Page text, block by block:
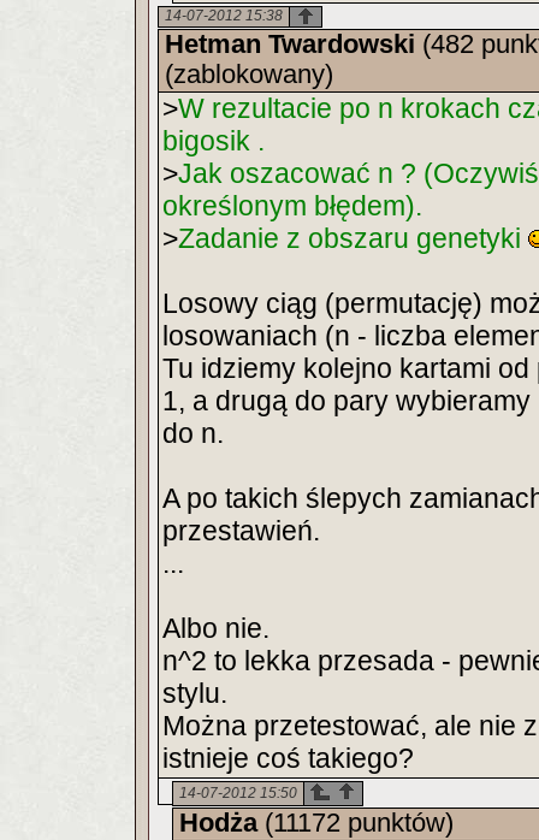
14-07-2012 15:38
Hetman Twardowski (482
(zablokowany)
>W rezultacie po n krokach
bigosik .
>Jak oszacować n ?
określonym błędem).
>Zadanie z obszaru genetyki
Losowy ciąg (permutację)
losowaniach (n - liczba
Tu idziemy kolejno kartami
1, a drugą do pary
do n.
A po takich ślepych
przestawień.
...
Albo nie.
n^2 to lekka przesada -
stylu.
Można przetestować, ale nie
istnieje coś takiego?
14-07-2012 15:50
Hodża(11172 punktów)